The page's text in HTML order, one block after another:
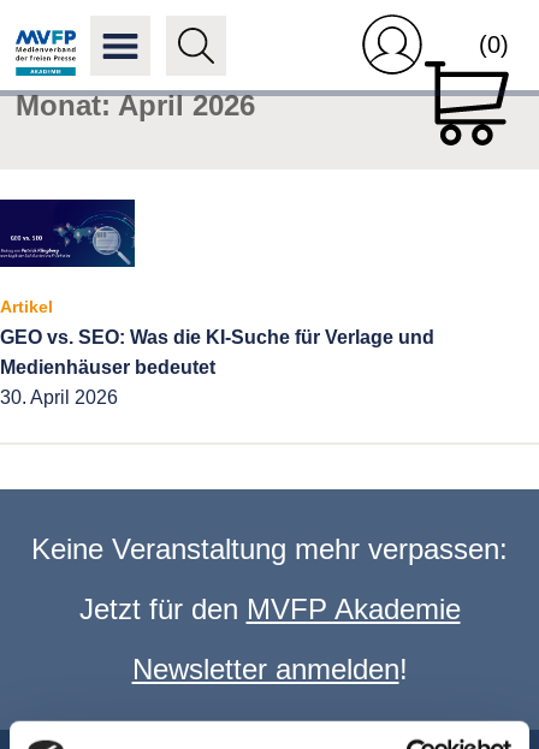
(0)
Monat:April 2026
Artikel
GEO vs. SEO: Was die KI-Suche für Verlage und
Medienhäuser bedeutet
30. April 2026
Keine Veranstaltung mehr verpassen:
Jetzt für den MVFP Akademie
Newsletter anmelden!